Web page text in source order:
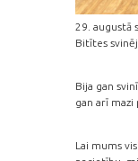
29. augustā
Bitītes
Bija gan
gan arī
Lai mums